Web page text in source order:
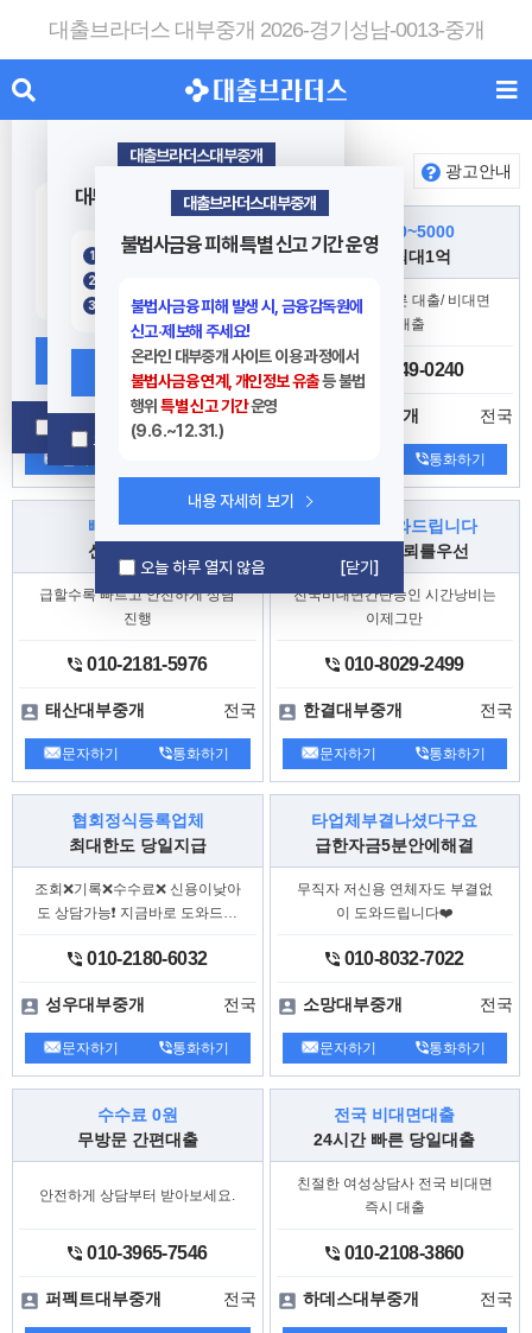
대출브라더스 대부중개 2026-경기성남-0013-중개
대출브라더스대부중개
대출거래 시 주의사항
대출 상담 시 본인이 대출한 업체를 잊지않기 위해 정확히 해당업체 상호명, 연락처 등 꼭 메모・저장 하시기 바랍니다.
대출을 목적으로 첫거래 고금리 대출(급전)을 강요하고 기타 수수료를 입금 후 월변등으로 한도를 높여주는 조건은 사기행위입니다.
대출브라더스 담당자를 사칭하여 대출상담 및 대출을 권유하는 경우 절대 거래 응하지 마시기 바랍니다.
(대출브라더스는 직접적인 대출 및 알선/중개를 하지 않습니다.)
내용 자세히 보기
오늘 하루 열지 않음
대출브라더스대부중개
대부 업체 이용시 10가지 유의사항
정책서민금융상품 이용이 가능한지 먼저 확인합니다 (서민금융진흥원
등록대부 업체에 대출 문의 후 ‘등록 대부 업체 통합조회’에
등록되지 않은 전화번호
내용 자세히 보기
오늘 하루 열지 않음
대출브라더스대부중개
불법사금융 피해 특별 신고 기간 운영
불법사금융 피해 발생 시, 금융감독원에
신고‧제보해 주세요!
온라인 대부중개 사이트 이용 과정에서
불법사금융 연계, 개인정보 유출등 불법
행위특별 신고 기간운영
(9.6.~12.31.)
○불법사금융 피해 발생 경로
온라인 대부중개 사이트에서 광고 중인
체 연락처가 아닌 다른 번호
연락이 와
초과) 및
○
온라인 대부중개 사이트 이용 과정에서
불법사금융업체로 연결 되거나,개인정보가
제3자에게 유출되어 불법사금융 피해가
발생한 경우
→ 대출을 문의한
“온라인 대부중개 사이
트”, “등록 대부 업체”
“불법사금융업체”
업체명‧전화번호‧거래정보‧피해내역
등 신고
-(온라인)금융감독원 홈페이지(금융감
금융신고센터 >불법사금융 개인정보 불
법 유통신고
-(유선문의)☎1332번 (→3번)
○ 포상제도
구체적인 혐의사실을 제보
수사에 기
하는 등 공로가 인정되는 경우
1,000만원까지 포상 가능
합니다.
내용 자세히 보기
오늘 하루 열지 않음 [닫기]
프리미어, 스페셜대출업체 광고안내
복잡한채무깔끔히❤️
✨개인돈대환대출✨
급전,일수를 벗어나 월변으로 대
환대출
010-7294-7738
한국안전금융대부 전국
누구나 10~5000
사업자 최대1억
24시간 쉽고 빠른 대출/ 비대면
당일 대출
010-7249-0240
나이스대부중개 전국
통화하기
빠른승인가능
신속대출진행
급할수록 빠르고 안전하게 상담
진행
010-2181-5976
태산대부중개 전국
문자하기 통화하기
막막할때도와드립니다
신용보다신뢰를우선
전국비대면간단승인 시간낭비는
이제그만
010-8029-2499
한결대부중개 전국
문자하기 통화하기
협회정식등록업체
최대한도 당일지급
조회❌기록❌수수료❌ 신용이낮아
도 상담가능❗ 지금바로 도와드리
010-2180-6032
성우대부중개 전국
문자하기 통화하기
타업체부결나셨다구요
급한자금5분안에해결
무직자 저신용 연체자도 부결없
이 도와드립니다❤️
010-8032-7022
소망대부중개 전국
문자하기 통화하기
수수료 0원
무방문 간편대출
안전하게 상담부터 받아보세요.
010-3965-7546
퍼펙트대부중개 전국
전국 비대면대출
24시간 빠른 당일대출
친절한 여성상담사 전국 비대면
즉시 대출
010-2108-3860
하데스대부중개 전국